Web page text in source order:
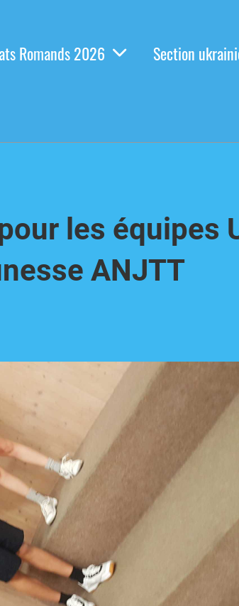
Romands 2026
Section
les équipes
ANJTT